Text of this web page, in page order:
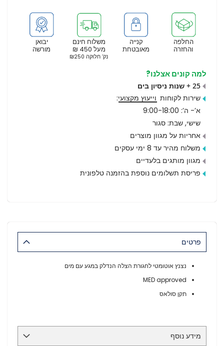
יבואן
מורשה
משלוח חינם
מעל 450 ₪
נק’ חלוקה ₪250
קנייה
מאובטחת
החלפה
והחזרה
למה קונים אצלנו?
25 + שנות ניסיון בים
שירות לקוחות וייעוץ מקצועי:
א’- ה’: 9:00-18:00
שישי, שבת: סגור
אחריות על מגוון מוצרים
משלוח מהיר עד 8 ימי עסקים
מגוון מותגים בלעדיים
פריסת תשלומים נוספת בהזמנה טלפונית
פרטים
נצנץ אוטומטי לחגורת הצלה הנדלק במגע עם מים
MED approved
תקן סולאס
מידע נוסף